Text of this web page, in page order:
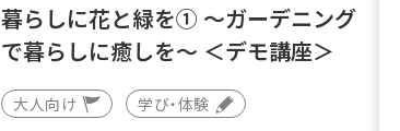
暮らしに花と緑を① ～ガーデニング
で暮らしに癒しを～ ＜デモ講座＞
大人向け 学び・体験